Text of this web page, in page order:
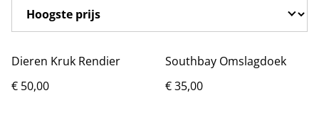
Dieren Kruk Rendier
€ 50,00
Southbay Omslagdoek
€ 35,00